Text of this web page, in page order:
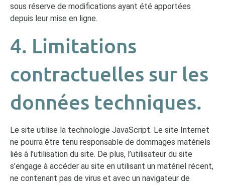
sous réserve de modifications ayant été apportées
depuis leur mise en ligne.
4. Limitations
contractuelles sur les
données techniques.
Le site utilise la technologie JavaScript. Le site Internet
ne pourra être tenu responsable de dommages matériels
liés à l’utilisation du site. De plus, l’utilisateur du site
s’engage à accéder au site en utilisant un matériel récent,
ne contenant pas de virus et avec un navigateur de